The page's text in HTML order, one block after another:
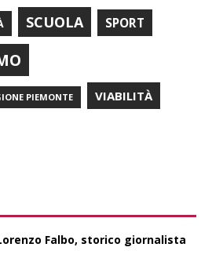
SCUOLA SPORT
PIEMONTE VIABILITÀ
Falbo, storico giornalista